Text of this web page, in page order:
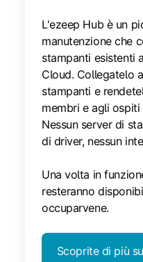
L'ezeep Hub è un
manutenzione che
stampanti esistenti
Cloud. Collegatelo
stampanti e
membri e agli
Nessun server di
di driver, nessun
Una volta in
resteranno
occuparvene.
Scoprite di più